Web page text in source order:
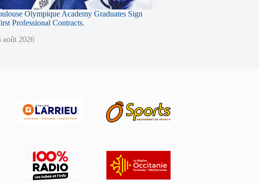
Olympique Academy Graduates Sign
Professional Contracts.
août 2026